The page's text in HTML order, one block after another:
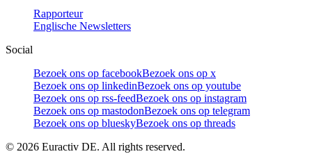
Rapporteur
Englische Newsletters
Social
Bezoek ons op facebookBezoek ons op x
Bezoek ons op linkedinBezoek ons op youtube
Bezoek ons op rss-feedBezoek ons op instagram
Bezoek ons op mastodonBezoek ons op telegram
Bezoek ons op blueskyBezoek ons op threads
© 2026 Euractiv DE. All rights reserved.